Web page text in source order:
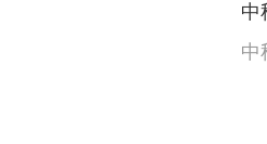
中
中